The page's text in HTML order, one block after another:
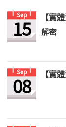
Sep
15
【實
解密
Sep
08 【實